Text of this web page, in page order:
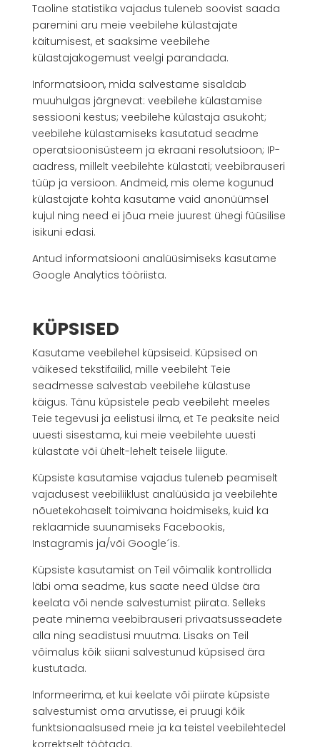
Taoline statistika vajadus tuleneb soovist saada
paremini aru meie veebilehe külastajate
käitumisest, et saaksime veebilehe
külastajakogemust veelgi parandada.
Informatsioon, mida salvestame sisaldab
muuhulgas järgnevat: veebilehe külastamise
sessiooni kestus; veebilehe külastaja asukoht;
veebilehe külastamiseks kasutatud seadme
operatsioonisüsteem ja ekraani resolutsioon; IP-
aadress, millelt veebilehte külastati; veebibrauseri
tüüp ja versioon. Andmeid, mis oleme kogunud
külastajate kohta kasutame vaid anonüümsel
kujul ning need ei jõua meie juurest ühegi füüsilise
isikuni edasi.
Antud informatsiooni analüüsimiseks kasutame
Google Analytics tööriista.
KÜPSISED
Kasutame veebilehel küpsiseid. Küpsised on
väikesed tekstifailid, mille veebileht Teie
seadmesse salvestab veebilehe külastuse
käigus. Tänu küpsistele peab veebileht meeles
Teie tegevusi ja eelistusi ilma, et Te peaksite neid
uuesti sisestama, kui meie veebilehte uuesti
külastate või ühelt-lehelt teisele liigute.
Küpsiste kasutamise vajadus tuleneb peamiselt
vajadusest veebiliiklust analüüsida ja veebilehte
nõuetekohaselt toimivana hoidmiseks, kuid ka
reklaamide suunamiseks Facebookis,
Instagramis ja/või Google´is.
Küpsiste kasutamist on Teil võimalik kontrollida
läbi oma seadme, kus saate need üldse ära
keelata või nende salvestumist piirata. Selleks
peate minema veebibrauseri privaatsusseadete
alla ning seadistusi muutma. Lisaks on Teil
võimalus kõik siiani salvestunud küpsised ära
kustutada.
Informeerima, et kui keelate või piirate küpsiste
salvestumist oma arvutisse, ei pruugi kõik
funktsionaalsused meie ja ka teistel veebilehtedel
korrektselt töötada.